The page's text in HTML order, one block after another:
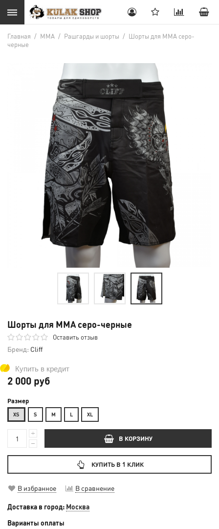
Главная / MMA / Рашгарды и шорты / Шорты для ММА серо-
черные
Шорты для ММА серо-черные
Оставить отзыв
Бренд: Cliff
Купить в кредит
2 000 руб
Размер
XS S М L XL
В КОРЗИНУ
КУПИТЬ В 1 КЛИК
В избранное В сравнение
Доставка в город: Москва
Варианты оплаты